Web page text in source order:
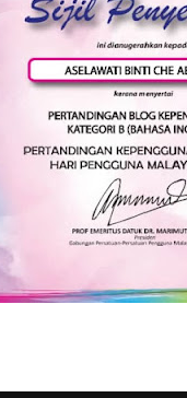
MH370: 'Fahamilah rakyat
MA...
Januari (6)
(47)
(100)